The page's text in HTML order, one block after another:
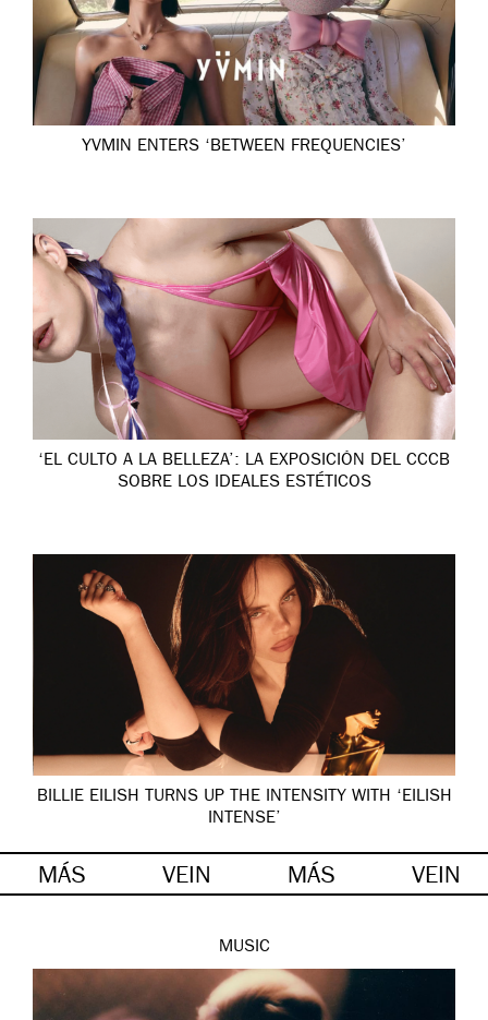
YVMIN ENTERS ‘BETWEEN FREQUENCIES’
‘EL CULTO A LA BELLEZA’: LA EXPOSICIÓN DEL CCCB
SOBRE LOS IDEALES ESTÉTICOS
BILLIE EILISH TURNS UP THE INTENSITY WITH ‘EILISH
INTENSE’
MÁS VEIN MÁS VEIN
MUSIC